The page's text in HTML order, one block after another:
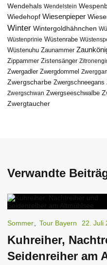
Wendehals Wendelstein
Wiedehopf Wiesenpieper
Winter Wintergoldhähnchen
Wüstenprinie Wüstenrabe
Wüstenuhu Zaunammer
Zippammer Zistensänger
Zwergadler Zwergdommel
Zwergscharbe Zwergschneegans
Zwergschwan Zwergseeschwalbe
Zwergtaucher
Verwandte
Sommer Tour Bayern 22. Juli
Kuhreiher,
Seidenreiher am